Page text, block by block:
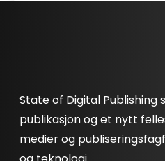
State of Digital Publishing
publikasjon og et nytt
medier og